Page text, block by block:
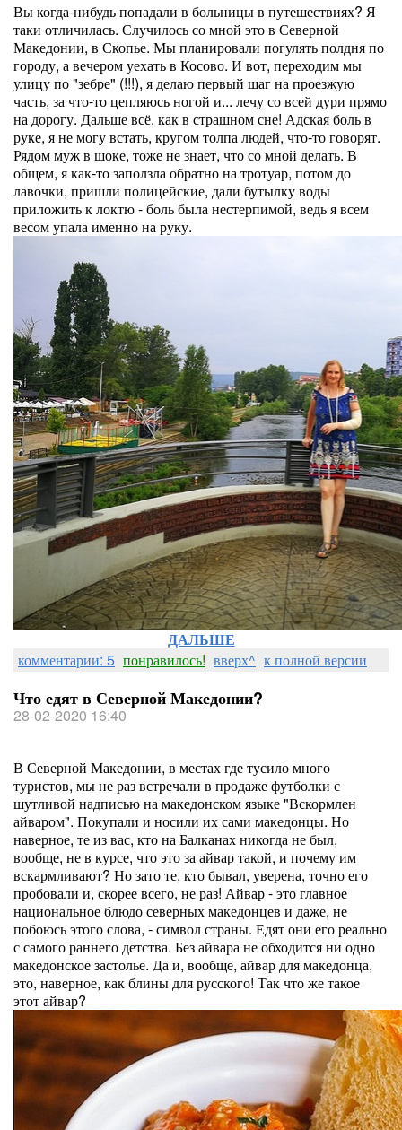
Вы когда-нибудь попадали в больницы в путешествиях? Я
таки отличилась. Случилось со мной это в Северной
Македонии, в Скопье. Мы планировали погулять полдня по
городу, а вечером уехать в Косово. И вот, переходим мы
улицу по "зебре" (!!!), я делаю первый шаг на проезжую
часть, за что-то цепляюсь ногой и... лечу со всей дури прямо
на дорогу. Дальше всё, как в страшном сне! Адская боль в
руке, я не могу встать, кругом толпа людей, что-то говорят.
Рядом муж в шоке, тоже не знает, что со мной делать. В
общем, я как-то заползла обратно на тротуар, потом до
лавочки, пришли полицейские, дали бутылку воды
приложить к локтю - боль была нестерпимой, ведь я всем
весом упала именно на руку.
ДАЛЬШЕ
комментарии: 5 понравилось! вверх^ к полной версии
Что едят в Северной Македонии?
28-02-2020 16:40
В Северной Македонии, в местах где тусило много
туристов, мы не раз встречали в продаже футболки с
шутливой надписью на македонском языке "Вскормлен
айваром". Покупали и носили их сами македонцы. Но
наверное, те из вас, кто на Балканах никогда не был,
вообще, не в курсе, что это за айвар такой, и почему им
вскармливают? Но зато те, кто бывал, уверена, точно его
пробовали и, скорее всего, не раз! Айвар - это главное
национальное блюдо северных македонцев и даже, не
побоюсь этого слова, - символ страны. Едят они его реально
с самого раннего детства. Без айвара не обходится ни одно
македонское застолье. Да и, вообще, айвар для македонца,
это, наверное, как блины для русского! Так что же такое
этот айвар?